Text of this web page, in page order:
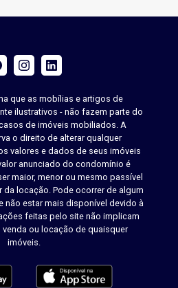
que as mobílias e artigos de
ilustrativos - não fazem parte do
de imóveis mobiliados. A
o direito de alterar qualquer
valores e dados de seus imóveis
anunciado do condomínio é
maior, menor ou mesmo passível
da locação. Pode ocorrer de algum
não estar mais disponível devido à
feitas pelo site não implicam
venda ou locação de quaisquer
imóveis.